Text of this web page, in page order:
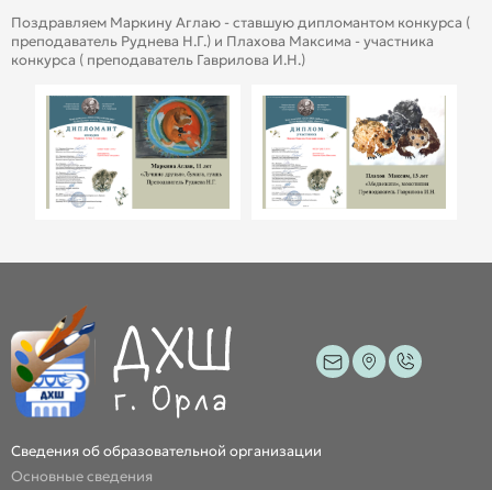
Поздравляем Маркину Аглаю - ставшую дипломантом конкурса (
преподаватель Руднева Н.Г.) и Плахова Максима - участника
конкурса ( преподаватель Гаврилова И.Н.)
Сведения об образовательной организации
Основные сведения